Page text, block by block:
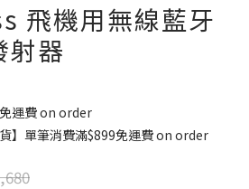
飛機用無線藍牙
射器
運費 on order
】單筆消費滿$899免運費 on order